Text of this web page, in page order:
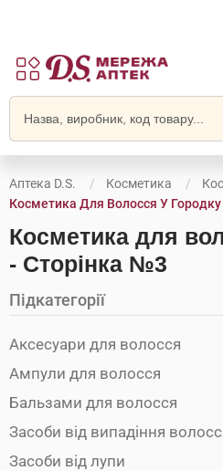
Аптека D.S. Косметика
Косметика Для Волосся У Городку
Косметика для
- Сторінка №3
Підкатегорії
Аксесуари для волосся
Ампули для волосся
Бальзами для волосся
Засоби від випадіння
Засоби від лупи